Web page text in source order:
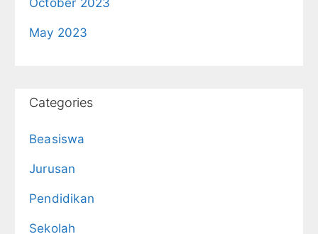
October 2023
May 2023
Categories
Beasiswa
Jurusan
Pendidikan
Sekolah